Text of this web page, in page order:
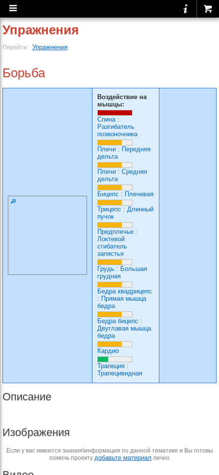
Упражнения
Перейти: Упражнения
Борьба
Воздействие на
мышцы:
Спина:
Разгибатель
позвоночника
Плечи : Передняя
дельта
Плечи : Средняя
дельта
Бицепс : Плечевая
Трицепс : Длинный
пучок
Предплечье :
Локтевой
сгибатель
запястья
Грудь : Большая
грудная
Бедра квадрицепс
: Прямая мышца
бедра
Бедра бицепс :
Двуглавая мышца
бедра
Кардио
Трапеция :
Трапецивидная
Описание
Изображения
Если у вас имеются знания\информация по данной тематике и Вы готовы
помочь проекту добавьте материал лично